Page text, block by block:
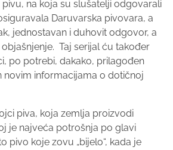
na koja su slušatelji odgovarali
Daruvarska pivovara, a
jednostavan i duhovit odgovor, a
Taj serijal ću također
po potrebi, dakako, prilagođen
novim informacijama o dotičnoj
piva, koja zemlja proizvodi
je najveća potrošnja po glavi
pivo koje zovu „bijelo“, kada je